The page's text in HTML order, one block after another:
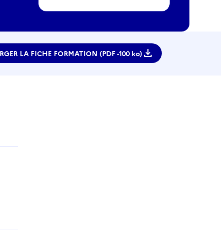
LA FICHE FORMATION (PDF -100 ko) download